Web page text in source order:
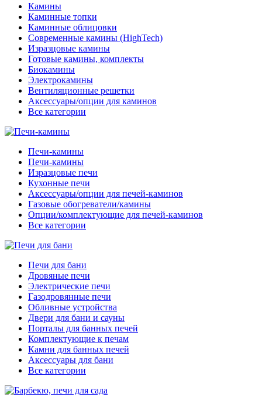
Камины
Каминные топки
Каминные облицовки
Современные камины (HighTech)
Изразцовые камины
Готовые камины, комплекты
Биокамины
Электрокамины
Вентиляционные решетки
Аксессуары/опции для каминов
Все категории
Печи-камины
Печи-камины
Изразцовые печи
Кухонные печи
Аксессуары/опции для печей-каминов
Газовые обогреватели/камины
Опции/комплектующие для печей-каминов
Все категории
Печи для бани
Дровяные печи
Электрические печи
Газодровянные печи
Обливные устройства
Двери для бани и сауны
Порталы для банных печей
Комплектующие к печам
Камни для банных печей
Аксессуары для бани
Все категории